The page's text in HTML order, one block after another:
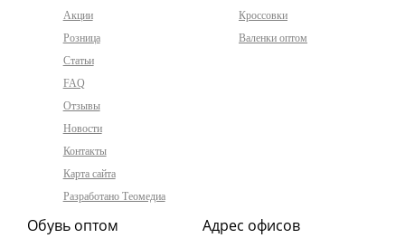
Акции
Розница
Статьи
FAQ
Отзывы
Новости
Контакты
Карта сайта
Разработано Теомедиа
Кроссовки
Валенки оптом
Обувь оптом Адрес офисов